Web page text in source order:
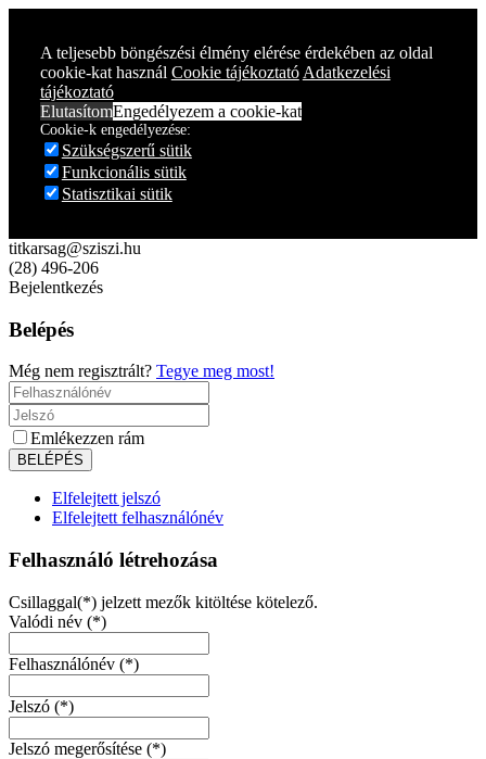
A teljesebb böngészési élmény elérése érdekében az oldal
cookie-kat használ Cookie tájékoztató Adatkezelési
tájékoztató
ElutasítomEngedélyezem a cookie-kat
Cookie-k engedélyezése:
Szükségszerű sütik
Funkcionális sütik
Statisztikai sütik
titkarsag@sziszi.hu
(28) 496-206
Bejelentkezés
Belépés
Még nem regisztrált? Tegye meg most!
Emlékezzen rám
Elfelejtett jelszó
Elfelejtett felhasználónév
Felhasználó létrehozása
Csillaggal(*) jelzett mezők kitöltése kötelező.
Valódi név (*)
Felhasználónév (*)
Jelszó (*)
Jelszó megerősítése (*)